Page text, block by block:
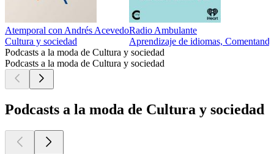
Atemporal con Andrés Acevedo
Cultura y sociedad
Radio Ambulante
Aprendizaje de idiomas,
Podcasts a la moda de Cultura y sociedad
Podcasts a la moda de Cultura y sociedad
Podcasts a la moda de Cultura y sociedad